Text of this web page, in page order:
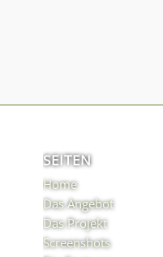
SEITEN
Home
Das Angebot
Das Projekt
Screenshots